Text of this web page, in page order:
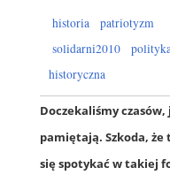
historia
patriotyzm
solidarni2010
historyczna
Doczekaliśmy
pamiętają. Szkoda,
się spotykać w takiej